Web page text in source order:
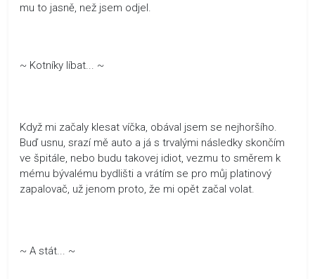
mu to jasně, než jsem odjel.
~ Kotníky líbat... ~
Když mi začaly klesat víčka, obával jsem se nejhoršího.
Buď usnu, srazí mě auto a já s trvalými následky skončím
ve špitále, nebo budu takovej idiot, vezmu to směrem k
mému bývalému bydlišti a vrátím se pro můj platinový
zapalovač, už jenom proto, že mi opět začal volat.
~ A stát... ~